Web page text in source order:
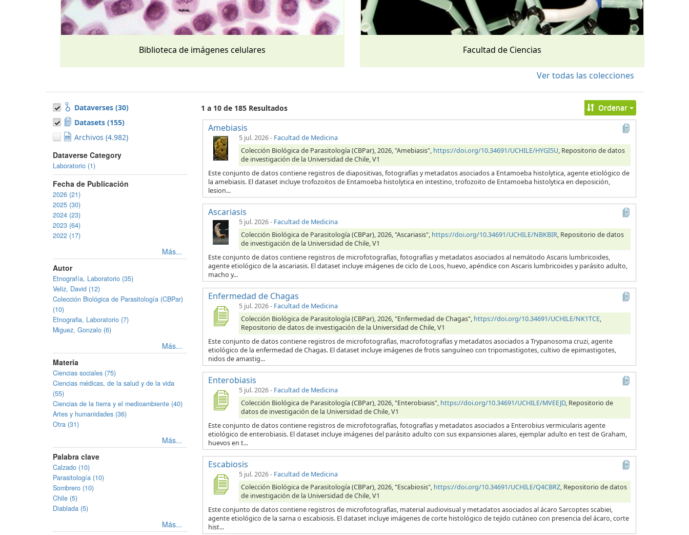
Biblioteca de imágenes celulares Facultad de Ciencias
Ver todas las colecciones
Dataverses (30)
Datasets (155)
Archivos (4.982)
Dataverse Category
Laboratorio (1)
Fecha de Publicación
2026 (21)
2025 (30)
2024 (23)
2023 (64)
2022 (17)
Más...
Autor
Etnografía, Laboratorio (35)
Veliz, David (12)
Colección Biológica de Parasitología (CBPar)
(10)
Etnografia, Laboratorio (7)
Miguez, Gonzalo (6)
Más...
Materia
Ciencias sociales (75)
Ciencias médicas, de la salud y de la vida
(55)
Ciencias de la tierra y el medioambiente (40)
Artes y humanidades (36)
Otra (31)
Más...
Palabra clave
Calzado (10)
Parasitología (10)
Sombrero (10)
Chile (5)
Diablada (5)
Más...
1 a 10 de 185 Resultados Ordenar
Amebiasis
5 jul. 2026- Facultad de Medicina
Colección Biológica de Parasitología (CBPar), 2026, "Amebiasis", https://doi.org/10.34691/UCHILE/HYGI5U, Repositorio de datos
de investigación de la Universidad de Chile, V1
Este conjunto de datos contiene registros de diapositivas, fotografías y metadatos asociados a Entamoeba histolytica, agente etiológico de
la amebiasis. El dataset incluye trofozoitos de Entamoeba histolytica en intestino, trofozoito de Entamoeba histolytica en deposición,
lesion...
Ascariasis
5 jul. 2026- Facultad de Medicina
Colección Biológica de Parasitología (CBPar), 2026, "Ascariasis", https://doi.org/10.34691/UCHILE/NBKBIR, Repositorio de datos
de investigación de la Universidad de Chile, V1
Este conjunto de datos contiene registros de microfotografías, fotografías y metadatos asociados al nemátodo Ascaris lumbricoides,
agente etiológico de la ascariasis. El dataset incluye imágenes de ciclo de Loos, huevo, apéndice con Ascaris lumbricoides y parásito adulto,
macho y...
Enfermedad de Chagas
5 jul. 2026- Facultad de Medicina
Colección Biológica de Parasitología (CBPar), 2026, "Enfermedad de Chagas", https://doi.org/10.34691/UCHILE/NK1TCE,
Repositorio de datos de investigación de la Universidad de Chile, V1
Este conjunto de datos contiene registros de microfotografías, macrofotografías y metadatos asociados a Trypanosoma cruzi, agente
etiológico de la enfermedad de Chagas. El dataset incluye imágenes de frotis sanguíneo con tripomastigotes, cultivo de epimastigotes,
nidos de amastig...
Enterobiasis
5 jul. 2026- Facultad de Medicina
Colección Biológica de Parasitología (CBPar), 2026, "Enterobiasis", https://doi.org/10.34691/UCHILE/MVEEJD, Repositorio de
datos de investigación de la Universidad de Chile, V1
Este conjunto de datos contiene registros de microfotografías, fotografías y metadatos asociados a Enterobius vermicularis agente
etiológico de enterobiasis. El dataset incluye imágenes del parásito adulto con sus expansiones alares, ejemplar adulto en test de Graham,
huevos en t...
Escabiosis
5 jul. 2026- Facultad de Medicina
Colección Biológica de Parasitología (CBPar), 2026, "Escabiosis", https://doi.org/10.34691/UCHILE/Q4CBRZ, Repositorio de datos
de investigación de la Universidad de Chile, V1
Este conjunto de datos contiene registros de microfotografías, material audiovisual y metadatos asociados al ácaro Sarcoptes scabiei,
agente etiológico de la sarna o escabiosis. El dataset incluye imágenes de corte histológico de tejido cutáneo con presencia del ácaro, corte
hist...